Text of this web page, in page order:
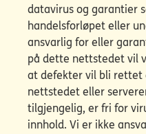
datavirus og garantier
handelsforløpet eller
ansvarlig for eller
på dette nettstedet vil
at defekter vil bli rettet
nettstedet eller
tilgjengelig, er fri for
innhold. Vi er ikke